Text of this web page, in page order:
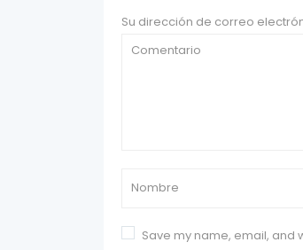
Su dirección de correo
Save my name, email, and